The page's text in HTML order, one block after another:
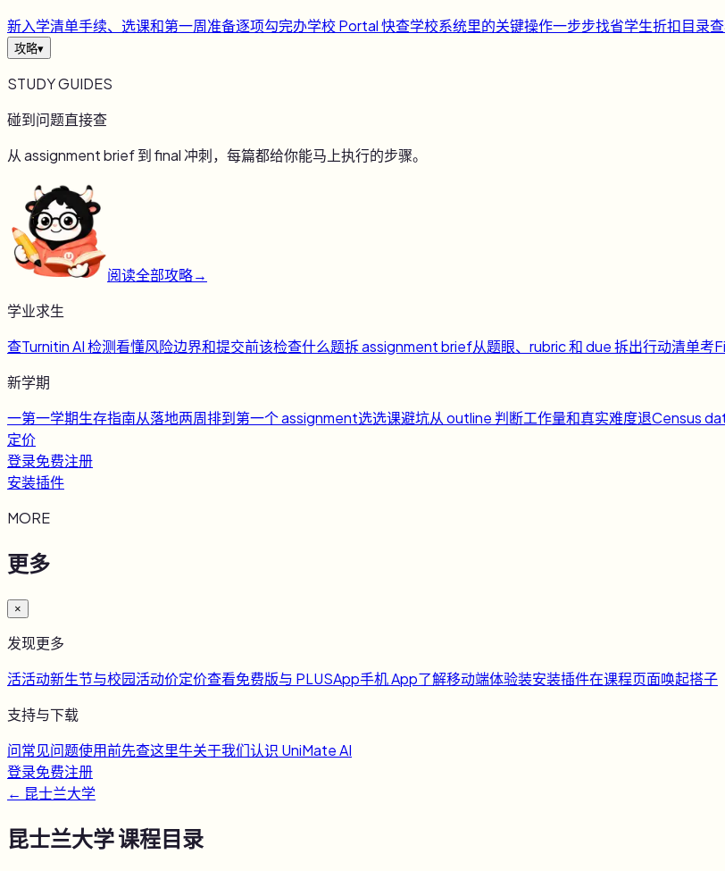
新入学清单手续、选课和第一周准备逐项勾完办学校 Portal 快查学校系统里的关键操作一步步找省学生折扣目录
攻略▾
STUDY GUIDES
碰到问题直接查
从 assignment brief 到 final 冲刺，每篇都给你能马上执行的步骤。
阅读全部攻略→
学业求生
查Turnitin AI 检测看懂风险边界和提交前该检查什么题拆 assignment brief从题眼、rubric 和 due 拆出行动清单考
新学期
一第一学期生存指南从落地两周排到第一个 assignment选选课避坑从 outline 判断工作量和真实难度退Census
定价
登录免费注册
安装插件
MORE
更多
×
发现更多
活活动新生节与校园活动价定价查看免费版与 PLUSApp手机 App了解移动端体验装安装插件在课程页面唤起搭子
支持与下载
问常见问题使用前先查这里牛关于我们认识 UniMate AI
登录免费注册
← 昆士兰大学
昆士兰大学课程目录